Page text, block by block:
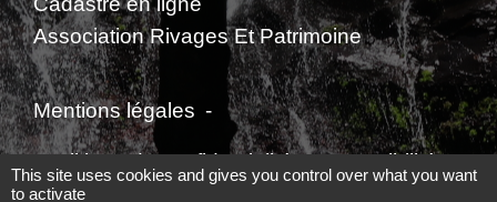
Association Rivages Et Patrimoine
Mentions légales -
Politique de confidentialité - Accessibilité -
This site uses cookies and gives you control over what you want
to activate